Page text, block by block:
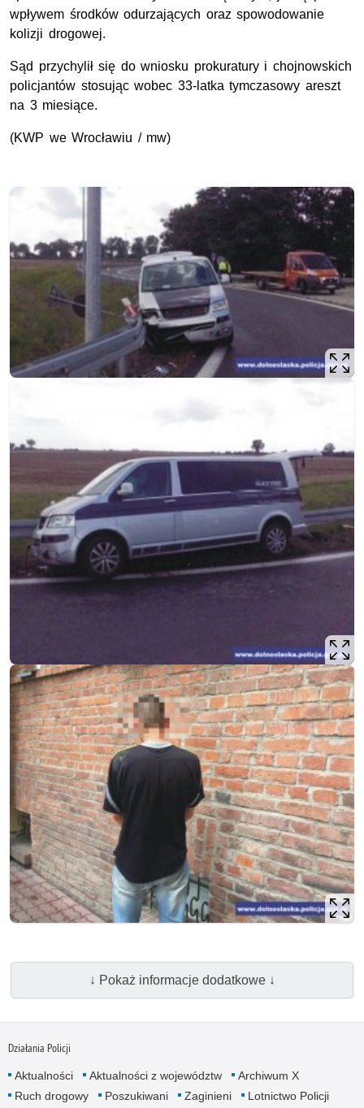
wpływem środków odurzających oraz spowodowanie
kolizji drogowej.
Sąd przychylił się do wniosku prokuratury i chojnowskich
policjantów stosując wobec 33-latka tymczasowy areszt
na 3 miesiące.
(KWP we Wrocławiu / mw)
↓ Pokaż informacje dodatkowe ↓
Działania Policji
Aktualności Aktualności z województw
Archiwum X
Ruch drogowy
Poszukiwani Zaginieni
Lotnictwo Policji